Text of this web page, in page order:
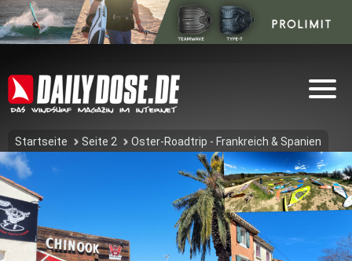
Startseite Seite 2 Oster-Roadtrip - Frankreich & Spanien